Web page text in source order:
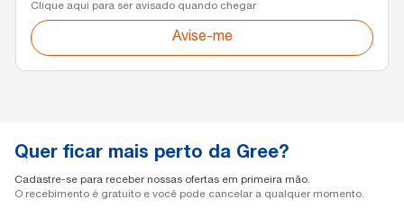
Clique aqui para ser avisado quando chegar
Avise-me
Quer ficar mais perto da Gree?
Cadastre-se para receber nossas ofertas em primeira mão.
O recebimento é gratuito e você pode cancelar a qualquer momento.